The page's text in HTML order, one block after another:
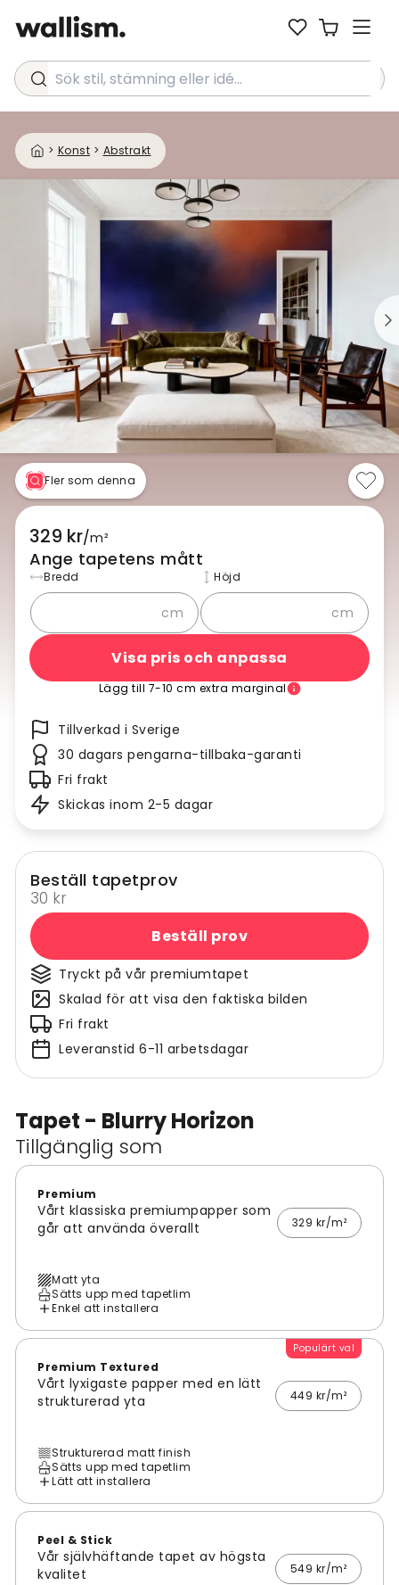
Sök stil, stämning eller idé...
> Konst > Abstrakt
Tapet - Blurry Horizon
Tillgänglig som
Premium
Vårt klassiska premiumpapper som
går att använda överallt
329 kr/m²
Matt yta
Sätts upp med tapetlim
Enkel att installera
Populärt val
Premium Textured
Vårt lyxigaste papper med en lätt
strukturerad yta
449 kr/m²
Strukturerad matt finish
Sätts upp med tapetlim
Lätt att installera
Peel & Stick
Vår självhäftande tapet av högsta
kvalitet
549 kr/m²
Fler som denna
329 kr/m²
Ange tapetens mått
Bredd
cm
Höjd
cm
Visa pris och anpassa
Lägg till 7-10 cm extra marginal
Tillverkad i Sverige
30 dagars pengarna-tillbaka-garanti
Fri frakt
Skickas inom 2-5 dagar
Beställ tapetprov
30 kr
Beställ prov
Tryckt på vår premiumtapet
Skalad för att visa den faktiska bilden
Fri frakt
Leveranstid 6-11 arbetsdagar